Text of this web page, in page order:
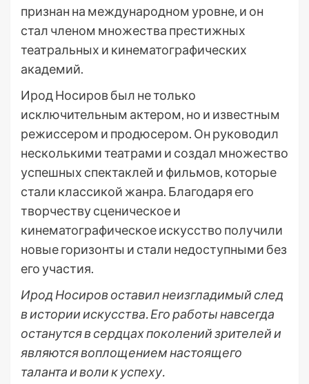
признан на международном уровне, и он
стал членом множества престижных
театральных и кинематографических
академий.
Ирод Носиров был не только
исключительным актером, но и известным
режиссером и продюсером. Он руководил
несколькими театрами и создал множество
успешных спектаклей и фильмов, которые
стали классикой жанра. Благодаря его
творчеству сценическое и
кинематографическое искусство получили
новые горизонты и стали недоступными без
его участия.
Ирод Носиров оставил неизгладимый след
в истории искусства. Его работы навсегда
останутся в сердцах поколений зрителей и
являются воплощением настоящего
таланта и воли к успеху.